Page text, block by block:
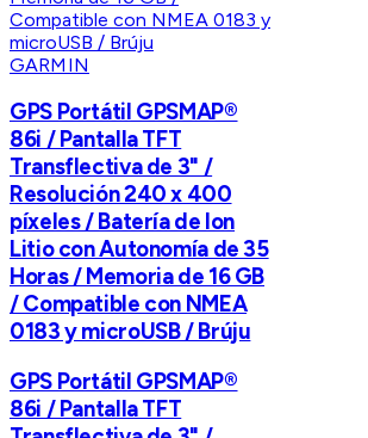
GARMIN
GPS Portátil GPSMAP®
86i / Pantalla TFT
Transflectiva de 3" /
Resolución 240 x 400
píxeles / Batería de Ion
Litio con Autonomía de 35
Horas / Memoria de 16 GB
/ Compatible con NMEA
0183 y microUSB / Brúju
GPS Portátil GPSMAP®
86i / Pantalla TFT